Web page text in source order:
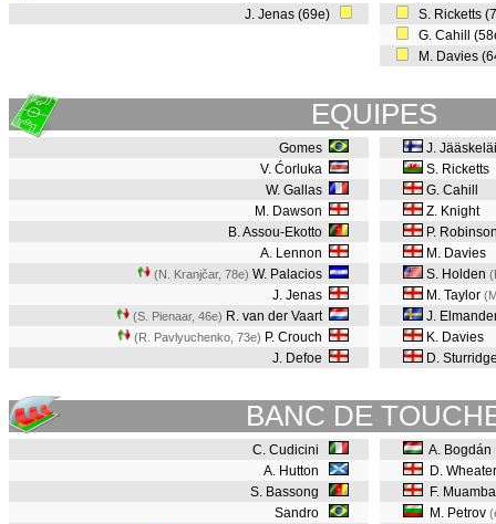
J. Jenas (69e)
S. Ricketts
G. Cahill
M. Davies
EQUIPES
Gomes
V. Ćorluka
W. Gallas
M. Dawson
B. Assou-Ekotto
A. Lennon
(N. Kranjčar, 78e) W. Palacios
J. Jenas
(S. Pienaar, 46e) R. van der Vaart
(R. Pavlyuchenko, 73e) P. Crouch
J. Defoe
J.
S. Ricketts
G. Cahill
Z. Knight
P.
M. Davies
S. Holden
M. Taylor
J.
K. Davies
D.
BANC DE
C. Cudicini
A. Hutton
S. Bassong
Sandro
A. Bogdán
D. Wheater
F.
M. Petrov